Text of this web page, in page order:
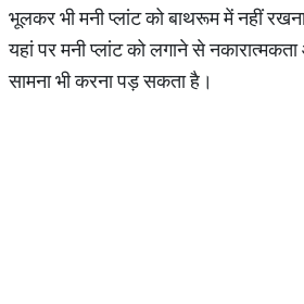
भूलकर भी मनी प्लांट को बाथरूम में नहीं
यहां पर मनी प्लांट को लगाने से
सामना भी करना पड़ सकता है।